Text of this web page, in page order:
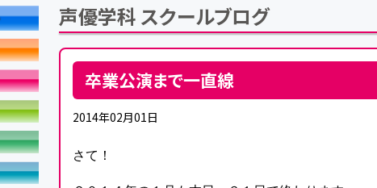
声優学科 スクールブログ
卒業公演まで一直線
2014年02月01日
さて！